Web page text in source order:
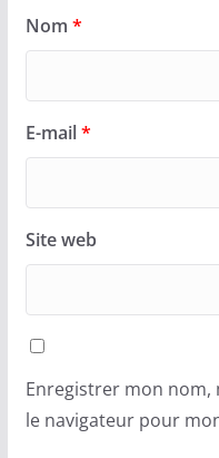
Nom *
E-mail*
Site web
Enregistrer mon nom,
le navigateur pour